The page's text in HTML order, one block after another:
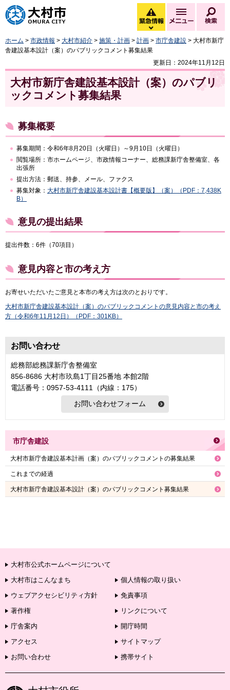
大村市
緊急情報
緊急情報を開く
メニュー
ホーム > 市政情報 > 大村市紹介 > 施策・計画 > 計画 > 市庁舎建設 > 大村市新庁
舎建設基本設計（案）のパブリックコメント募集結果
更新日：2024年11月12日
大村市新庁舎建設基本設計（案）のパブリ
ックコメント募集結果
募集概要
募集期間：令和6年8月20日（火曜日）～9月10日（火曜日）
閲覧場所：市ホームページ、市政情報コーナー、総務課新庁舎整備室、各
出張所
提出方法：郵送、持参、メール、ファクス
募集対象： 大村市新庁舎建設基本設計書【概要版】（案）（PDF：7,438K
B）
意見の提出結果
提出件数：6件（70項目）
意見内容と市の考え方
お寄せいただいたご意見と本市の考え方は次のとおりです。
大村市新庁舎建設基本設計（案）のパブリックコメントの意見内容と市の考え
方（令和6年11月12日）（PDF：301KB）
お問い合わせ
総務部総務課新庁舎整備室
856-8686 大村市玖島1丁目25番地 本館2階
電話番号：0957-53-4111（内線：175）
市庁舎建設
大村市新庁舎建設基本計画（案）のパブリックコメントの募集結果
これまでの経過
大村市新庁舎建設基本設計（案）のパブリックコメント募集結果
大村市公式ホームページについて
大村市はこんなまち
個人情報の取り扱い
ウェブアクセシビリティ方針
免責事項
著作権
リンクについて
庁舎案内
開庁時間
アクセス
サイトマップ
お問い合わせ
携帯サイト